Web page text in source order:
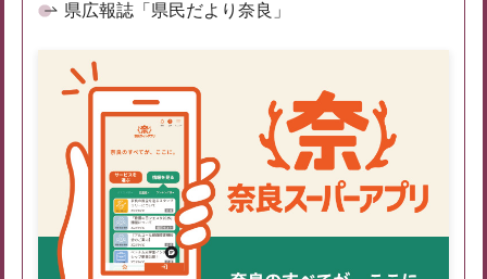
県広報誌「県民だより奈良」